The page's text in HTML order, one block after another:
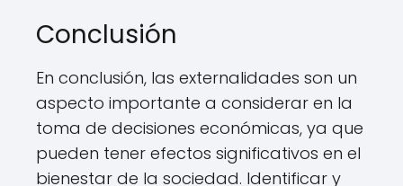
Conclusión
En conclusión, las externalidades son un
aspecto importante a considerar en la
toma de decisiones económicas, ya que
pueden tener efectos significativos en el
bienestar de la sociedad. Identificar y